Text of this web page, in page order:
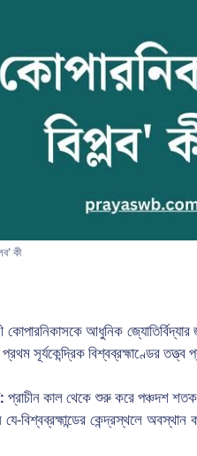
কী
কোপারনিকাসকে আধুনিক
সূর্যকেন্দ্রিক বিশ্বব্রহ্মাণ্ডের তত্ত্ব
প্রাচীন কাল থেকে শুরু করে পঞ্চদশ শতক
বিশ্বব্রহ্মান্ডের কেন্দ্রস্থলে